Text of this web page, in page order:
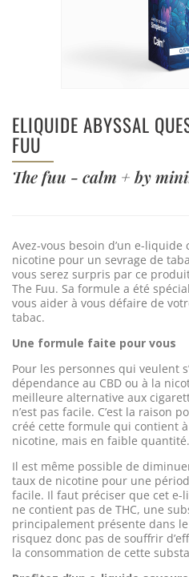
ELIQUIDE ABYSSAL
FUU
The fuu - calm + by
Avez-vous besoin d’un e-liquide
nicotine pour un sevrage de
vous serez surpris par ce
The Fuu. Sa formule a été
vous aider à vous défaire de
tabac.
Une formule faite pour vous
Pour les personnes qui veulent
dépendance au CBD ou à la
meilleure alternative aux
n’est pas facile. C’est la raison
créé cette formule qui contient
nicotine, mais en faible quantité.
Il est même possible de
taux de nicotine pour une
facile. Il faut préciser que cet e-
ne contient pas de THC, une
principalement présente dans
risquez donc pas de souffrir
la consommation de cette